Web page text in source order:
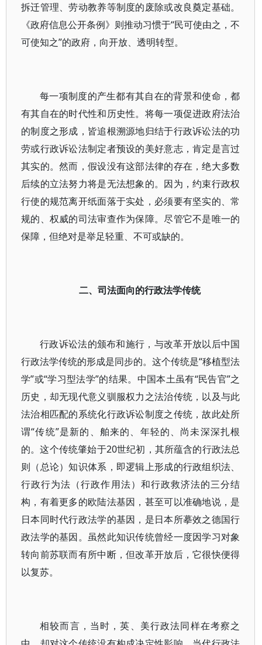
拆迁管理、劳动教养等制度的废除或改良奠定基础。
《政府信息公开条例》则推动习惯于“民可使由之，不
可使知之”的政府，向开放、透明转型。
每一项制度的产生都有其自在的背景和使命，都
有其自在的时代性和历史性。将每一项促进政府法治
的制度之形成，皆追根溯源地归结于行政诉讼法的功
劳或行政诉讼法制定者预设的美好意志，肯定是言过
其实的。然而，假设没有这部法律的存在，绝大多数
后续的立法努力将是无法想象的。因为，约束行政权
行使的规范离开纸面落于实处，必须要有坚实的、常
规的、权威的司法审查作为保障。尽管它不是唯一的
保障，但绝对是举足轻重、不可或缺的。
二、司法面向的行政法学传统
行政诉讼法的颁布和施行，与改革开放以后中国
行政法学传统的形成是同步的。这个传统是“移植型法
学”或“学习型法学”的结果。中国本土虽有“民告官”之
历史，却无现代意义驯服权力之法治传统，以及与此
法治相匹配的系统化行政诉讼制度之传统，故此处所
谓“传统”是新的、舶来的、年轻的、尚未深深扎根
的。这个传统肇始于20世纪初，其所蕴含的行政法总
则（总论）知识体系，即逻辑上形成的行政组织法、
行政行为法（行政作用法）和行政救济法的三分结
构，有着更多的欧陆法基因，甚至可以准确地说，是
日本同时代行政法学的基因，是日本所摹效之德国行
政法学的基因。虽然此知识传统曾经一度因学习对象
转向前苏联而有所中断，但改革开放后，它很快便得
以复苏。
相较而言，当时，英、美行政法同样在考察之